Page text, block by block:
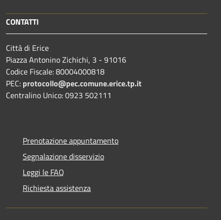
CONTATTI
Città di Erice
Piazza Antonino Zichichi, 3 - 91016
Codice Fiscale: 80004000818
PEC: protocollo@pec.comune.erice.tp.it
Centralino Unico: 0923 502111
Prenotazione appuntamento
Segnalazione disservizio
Leggi le FAQ
Richiesta assistenza